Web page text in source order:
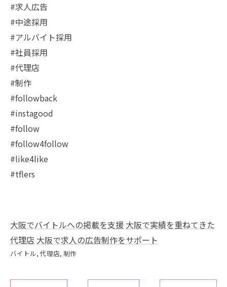
#求人広告
#中途採用
#アルバイト採用
#社員採用
#代理店
#制作
#followback
#instagood
#follow
#follow4follow
#like4like
#tflers
大阪でバイトルへの掲載を支援 大阪で実績を重ねてきた
代理店 大阪で求人の広告制作をサポート
バイトル 代理店 制作